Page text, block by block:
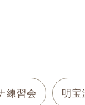
練習会 明宝